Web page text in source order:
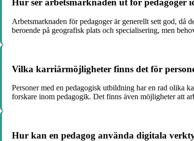
Hur ser arbetsmarknaden ut för pedagoger
Arbetsmarknaden för pedagoger är generellt sett god,
beroende på geografisk plats och specialisering, men
Vilka karriärmöjligheter finns det för
Personer med en pedagogisk utbildning har en rad olika
forskare inom pedagogik. Det finns även möjligheter att
Hur kan en pedagog använda digitala